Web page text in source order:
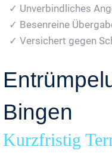
✓ Unverbindliches
✓ Besenreine
✓ Versichert gegen
Bingen
Kurzfristig